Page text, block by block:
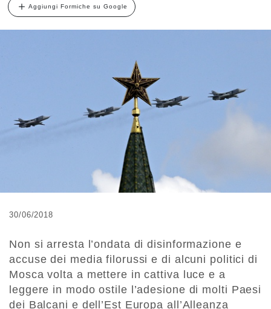
Aggiungi Formiche su Google
30/06/2018
Non si arresta l’ondata di disinformazione e
accuse dei media filorussi e di alcuni politici di
Mosca volta a mettere in cattiva luce e a
leggere in modo ostile l’adesione di molti Paesi
dei Balcani e dell’Est Europa all’Alleanza